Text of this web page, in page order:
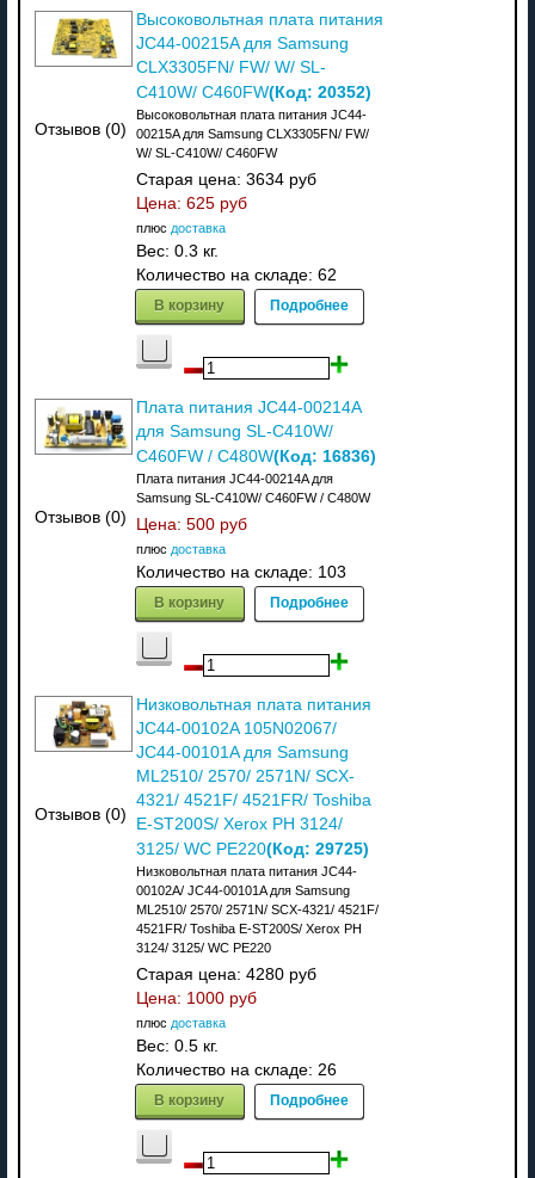
Отзывов (0)
Высоковольтная плата питания
JC44-00215A для Samsung
CLX3305FN/ FW/ W/ SL-
C410W/ C460FW(Код: 20352)
Высоковольтная плата питания JC44-
00215A для Samsung CLX3305FN/ FW/
W/ SL-C410W/ C460FW
Старая цена: 3634 руб
Цена: 625 руб
плюс доставка
Вес: 0.3 кг.
Количество на складе: 62
В корзину Подробнее
Отзывов (0)
Плата питания JC44-00214A
для Samsung SL-C410W/
C460FW / C480W(Код: 16836)
Плата питания JC44-00214A для
Samsung SL-C410W/ C460FW / C480W
Цена: 500 руб
плюс доставка
Количество на складе: 103
В корзину Подробнее
Отзывов (0)
Низковольтная плата питания
JC44-00102A 105N02067/
JC44-00101A для Samsung
ML2510/ 2570/ 2571N/ SCX-
4321/ 4521F/ 4521FR/ Toshiba
E-ST200S/ Xerox PH 3124/
3125/ WC PE220(Код: 29725)
Низковольтная плата питания JC44-
00102A/ JC44-00101A для Samsung
ML2510/ 2570/ 2571N/ SCX-4321/ 4521F/
4521FR/ Toshiba E-ST200S/ Xerox PH
3124/ 3125/ WC PE220
Старая цена: 4280 руб
Цена: 1000 руб
плюс доставка
Вес: 0.5 кг.
Количество на складе: 26
В корзину Подробнее